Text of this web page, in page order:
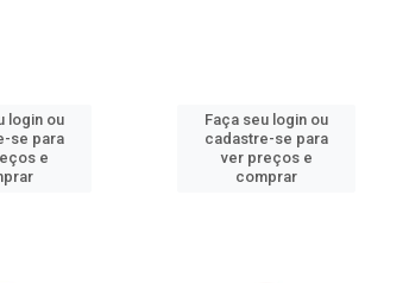
login ou
se para
e
Faça seu login ou
cadastre-se para
ver preços e
comprar